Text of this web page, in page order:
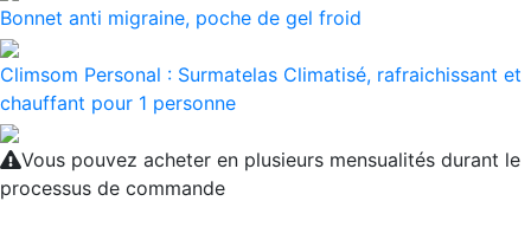
Bonnet anti migraine, poche de gel froid
Climsom Personal : Surmatelas Climatisé, rafraichissant et
chauffant pour 1 personne
Vous pouvez acheter en plusieurs mensualités durant le
processus de commande